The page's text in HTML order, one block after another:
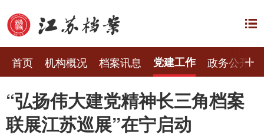
首页 机构概况 档案讯息 党建工作 政务公开
“弘扬伟大建党精神长三角档案
联展江苏巡展”在宁启动